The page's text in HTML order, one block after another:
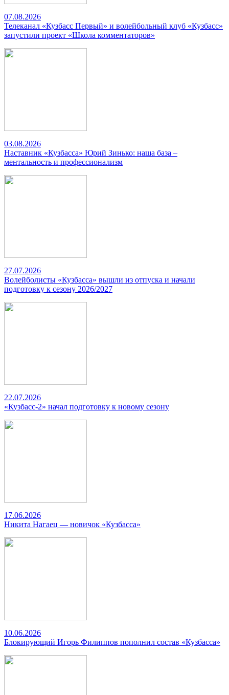
07.08.2026
Телеканал «Кузбасс Первый» и волейбольный клуб «Кузбасс»
запустили проект «Школа комментаторов»
03.08.2026
Наставник «Кузбасса» Юрий Зинько: наша база –
ментальность и профессионализм
27.07.2026
Волейболисты «Кузбасса» вышли из отпуска и начали
подготовку к сезону 2026/2027
22.07.2026
«Кузбасс-2» начал подготовку к новому сезону
17.06.2026
Никита Нагаец — новичок «Кузбасса»
10.06.2026
Блокирующий Игорь Филиппов пополнил состав «Кузбасса»